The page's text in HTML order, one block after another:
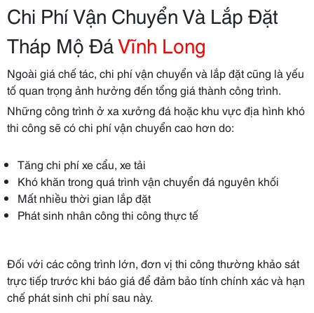
Chi Phí Vận Chuyển Và Lắp Đặt
Tháp Mộ ĐáVĩnh Long
Ngoài giá chế tác, chi phí vận chuyển và lắp đặt cũng là yếu
tố quan trọng ảnh hưởng đến tổng giá thành công trình.
Những công trình ở xa xưởng đá hoặc khu vực địa hình khó
thi công sẽ có chi phí vận chuyển cao hơn do:
Tăng chi phí xe cẩu, xe tải
Khó khăn trong quá trình vận chuyển đá nguyên khối
Mất nhiều thời gian lắp đặt
Phát sinh nhân công thi công thực tế
Đối với các công trình lớn, đơn vị thi công thường khảo sát
trực tiếp trước khi báo giá để đảm bảo tính chính xác và hạn
chế phát sinh chi phí sau này.